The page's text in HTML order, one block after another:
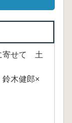
寄せて 土
木健郎×